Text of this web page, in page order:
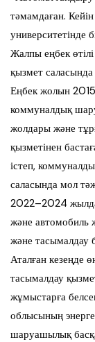
тәмамдаған.
университетінде
Жалпы еңбек
қызмет саласында
Еңбек жолын
коммуналдық
жолдары және
қызметінен
істеп,
саласында мол
2022–2024
және автомобиль
және тасымалдау
Аталған кезеңде
тасымалдау
жұмыстарға
облысының
шаруашылық